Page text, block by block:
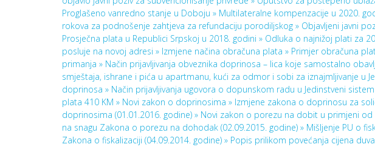
Proglašeno vanredno stanje u Doboju » Multilateralne kompenzacije u 2020.
rokova za podnošenje zahtjeva za refundaciju porodiljskog » Objavljeni javni
Prosječna plata u Republici Srpskoj u 2018. godini » Odluka o najnižoj plati za
posluje na novoj adresi » Izmjene načina obračuna plata » Primjer obračuna
primanja » Način prijavljivanja obveznika doprinosa – lica koje samostalno
smještaja, ishrane i pića u apartmanu, kući za odmor i sobi za iznajmljivanje u
doprinosa » Način prijavljivanja ugovora o dopunskom radu u Jedinstveni
plata 410 KM » Novi zakon o doprinosima » Izmjene zakona o doprinosu za
doprinosima (01.01.2016. godine) » Novi zakon o porezu na dobit u primjeni od
na snagu Zakona o porezu na dohodak (02.09.2015. godine) » Mišljenje PU o
Zakona o fiskalizaciji (04.09.2014. godine) » Popis prilikom povećanja cijena